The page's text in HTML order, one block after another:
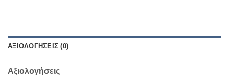
ΑΞΙΟΛΟΓΉΣΕΙΣ (0)
Αξιολογήσεις